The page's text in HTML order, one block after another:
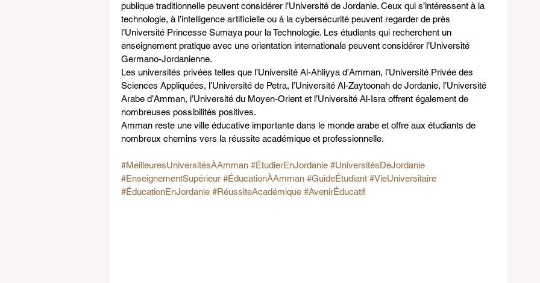
publique traditionnelle peuvent considérer l’Université de Jordanie. Ceux qui s’intéressent à la
technologie, à l’intelligence artificielle ou à la cybersécurité peuvent regarder de près
l’Université Princesse Sumaya pour la Technologie. Les étudiants qui recherchent un
enseignement pratique avec une orientation internationale peuvent considérer l’Université
Germano-Jordanienne.
Les universités privées telles que l’Université Al-Ahliyya d’Amman, l’Université Privée des
Sciences Appliquées, l’Université de Petra, l’Université Al-Zaytoonah de Jordanie, l’Université
Arabe d’Amman, l’Université du Moyen-Orient et l’Université Al-Isra offrent également de
nombreuses possibilités positives.
Amman reste une ville éducative importante dans le monde arabe et offre aux étudiants de
nombreux chemins vers la réussite académique et professionnelle.
#MeilleuresUniversitésÀAmman #ÉtudierEnJordanie #UniversitésDeJordanie
#EnseignementSupérieur #ÉducationÀAmman #GuideÉtudiant #VieUniversitaire
#ÉducationEnJordanie #RéussiteAcadémique #AvenirÉducatif